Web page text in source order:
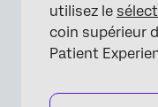
utilisez le
coin supérieur
Patient